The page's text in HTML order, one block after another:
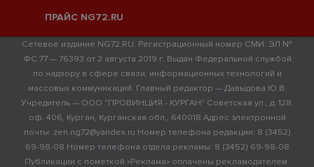
ПРАЙС NG72.RU
Сетевое издание NG72.RU. Регистрационный номер СМИ: ЭЛ №
ФС 77 — 76393 от 2 августа 2019 г. Выдан Федеральной службой
по надзору в сфере связи, информационных технологий и
массовых коммуникаций. Главный редактор — Давыдова Ю.В.
Учредитель — ООО "ПРОВИНЦИЯ - КУРГАН" Советская ул., д. 128,
оф. 406, Курган, Курганская обл., 640018 Адрес электронной
почты: zen.ng72@yandex.ru Номер телефона редакции: 8 (3452)
69-98-08 Номер телефона отдела рекламы: 8 (3452) 69-98-08
Публикации с пометкой «Реклама» оплачены рекламодателем.